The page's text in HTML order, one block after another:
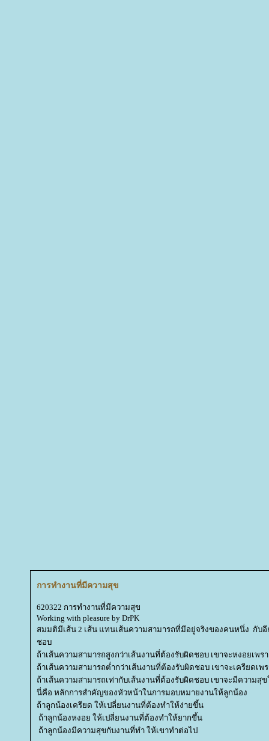
การทำงานที่มีความสุข
620322 การทำงานที่มีความสุข
Working with pleasure by DrPK
สมมติมีเส้น 2 เส้น แทนเส้นความสามารถที่มีอยู่จริงของคนหนึ่ง กับ
ชอบ
ถ้าเส้นความสามารถสูงกว่าเส้นงานที่ต้องรับผิดชอบ เขาจะหงอยเพร
ถ้าเส้นความสามารถต่ำกว่าเส้นงานที่ต้องรับผิดชอบ เขาจะเครียดเพ
ถ้าเส้นความสามารถเท่ากับเส้นงานที่ต้องรับผิดชอบ เขาจะมีความสุ
นี่คือ หลักการสำคัญของหัวหน้าในการมอบหมายงานให้ลูกน้อง
ถ้าลูกน้องเครียด ให้เปลี่ยนงานที่ต้องทำให้ง่ายขึ้น
ถ้าลูกน้องหงอย ให้เปลี่ยนงานที่ต้องทำให้ยากขึ้น
ถ้าลูกน้องมีความสุขกับงานที่ทำ ให้เขาทำต่อไป